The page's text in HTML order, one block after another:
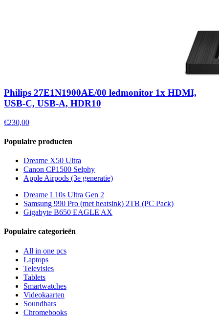
Philips 27E1N1900AE/00 ledmonitor 1x HDMI,
USB-C, USB-A, HDR10
€230,00
Populaire producten
Dreame X50 Ultra
Canon CP1500 Selphy
Apple Airpods (3e generatie)
Dreame L10s Ultra Gen 2
Samsung 990 Pro (met heatsink) 2TB (PC Pack)
Gigabyte B650 EAGLE AX
Populaire categorieën
All in one pcs
Laptops
Televisies
Tablets
Smartwatches
Videokaarten
Soundbars
Chromebooks